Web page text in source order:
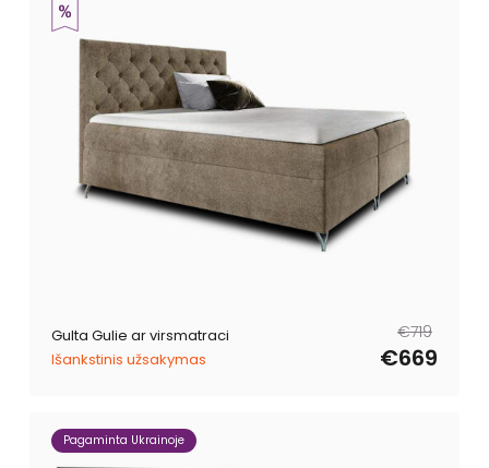
Gulta Gulie ar virsmatraci
Išankstinis užsakymas
Parastā€719
Pārdošanas
€669
Pagaminta Ukrainoje